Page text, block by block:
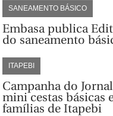
SANEAMENTO BÁSICO
Embasa publica
do saneamento
ITAPEBI
Campanha do
mini cestas básicas
famílias de Itapebi